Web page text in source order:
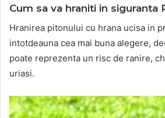
Cum sa va hraniti in siguranta
Hranirea pitonului cu hrana ucisa in
intotdeauna cea mai buna alegere,
poate reprezenta un risc de ranire,
uriasi.